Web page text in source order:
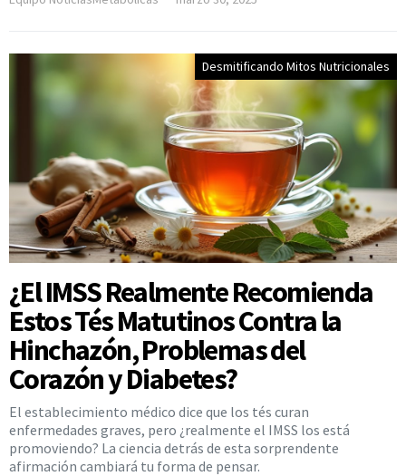
Desmitificando Mitos Nutricionales
¿El IMSS Realmente Recomienda
Estos Tés Matutinos Contra la
Hinchazón, Problemas del
Corazón y Diabetes?
El establecimiento médico dice que los tés curan
enfermedades graves, pero ¿realmente el IMSS los está
promoviendo? La ciencia detrás de esta sorprendente
afirmación cambiará tu forma de pensar.